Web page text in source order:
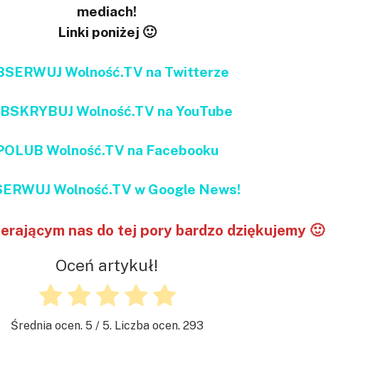
mediach!
Linki poniżej 🙂
Wolność.TV na Twitterze
Wolność.TV na YouTube
Wolność.TV na Facebooku
Wolność.TV w Google News!
nas do tej pory bardzo dziękujemy 🙂
Oceń artykuł!
Średnia ocen. 5 / 5. Liczba ocen. 293